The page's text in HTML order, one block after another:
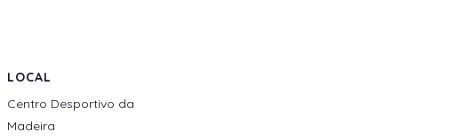
LOCAL
Centro Desportivo da
Madeira